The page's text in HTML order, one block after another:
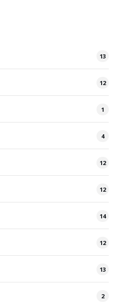
13
12
1
4
12
12
14
12
13
2